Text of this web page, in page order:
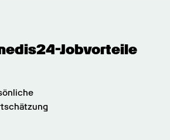
Jobvorteile